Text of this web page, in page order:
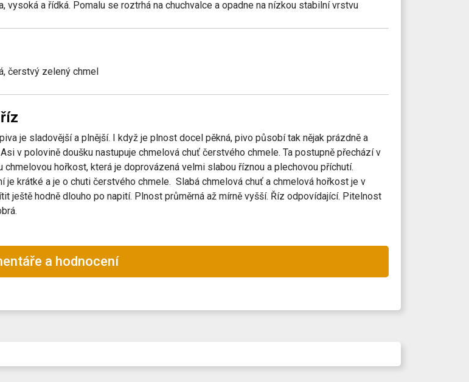
vysoká a řídká. Pomalu se roztrhá na chuchvalce a opadne na nízkou stabilní vrstvu
čerstvý zelený chmel
je sladovější a plnější. I když je plnost docel pěkná, pivo působí tak nějak prázdně a
v polovině doušku nastupuje chmelová chuť čerstvého chmele. Ta postupně přechází v
chmelovou hořkost, která je doprovázená velmi slabou říznou a plechovou příchutí.
je krátké a je o chuti čerstvého chmele. Slabá chmelová chuť a chmelová hořkost je v
ještě hodně dlouho po napití. Plnost průměrná až mírně vyšší. Říz odpovídající. Pitelnost
a hodnocení